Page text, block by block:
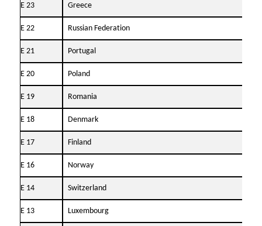
Е 23 Greece
Е 22 Russian Federation
Е 21 Portugal
Е 20 Poland
Е 19 Romania
Е 18 Denmark
Е 17 Finland
Е 16 Norway
Е 14 Switzerland
Е 13 Luxembourg